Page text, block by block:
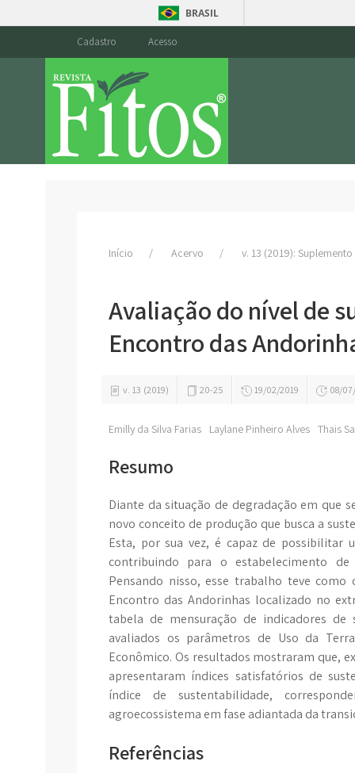
BRASIL
Cadastro Acesso
Início Acervo v. 13 (2019): Suplemento
Avaliação do nível de
Encontro das
v. 13 (2019) 20-25 19/02/2019 08/
Emilly da Silva Farias Laylane Pinheiro Alves Thais
Resumo
Diante da situação de degradação em que
novo conceito de produção que busca a
Esta, por sua vez, é capaz de possibilitar
contribuindo para o estabelecimento
Pensando nisso, esse trabalho teve
Encontro das Andorinhas localizado no
tabela de mensuração de indicadores de
avaliados os parâmetros de Uso da
Econômico. Os resultados mostraram que,
apresentaram índices satisfatórios de
índice de sustentabilidade,
agroecossistema em fase adiantada da
Referências